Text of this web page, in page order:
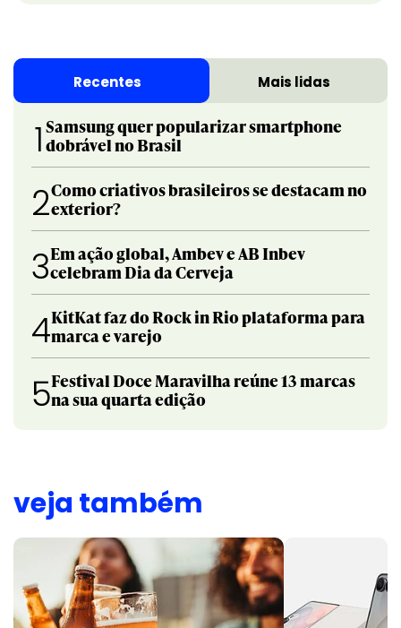
Recentes Mais lidas
1 Samsung quer popularizar smartphone
dobrável no Brasil
2Como criativos brasileiros se destacam no
exterior?
3Em ação global, Ambev e AB Inbev
celebram Dia da Cerveja
4KitKat faz do Rock in Rio plataforma para
marca e varejo
5Festival Doce Maravilha reúne 13 marcas
na sua quarta edição
veja também